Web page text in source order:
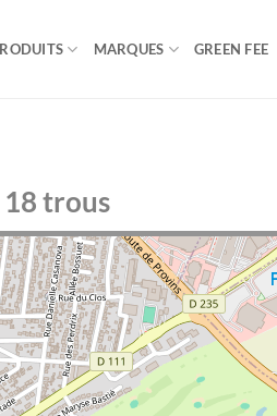
MARQUES GREEN FEE
18 trous